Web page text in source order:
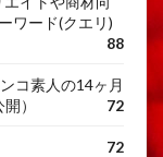
ワード(クエリ)
88
コ素人の14ヶ月
）
72
72